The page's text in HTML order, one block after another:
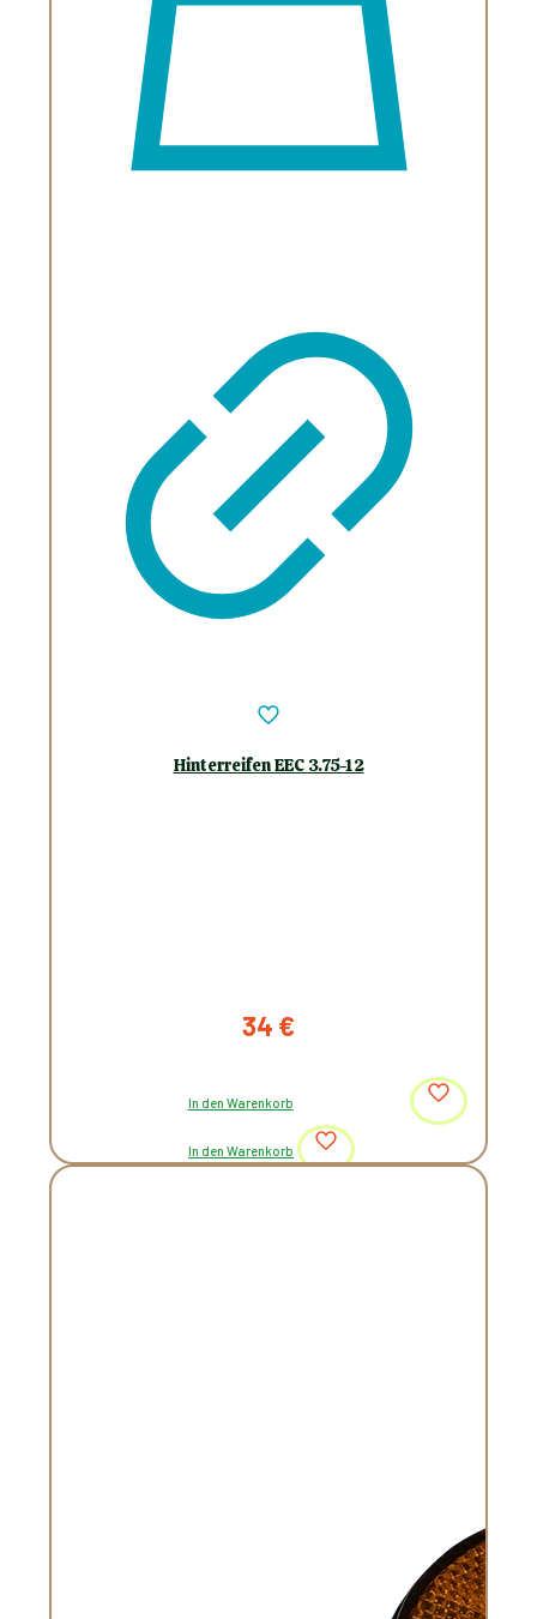
Hinterreifen EEC 3.75-12
34 €
In den Warenkorb
In den Warenkorb